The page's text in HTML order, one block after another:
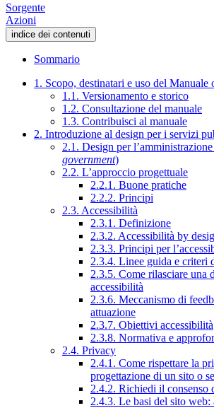
Sorgente
Azioni
indice dei contenuti
Sommario
1. Scopo, destinatari e uso del Manuale
1.1. Versionamento e storico
1.2. Consultazione del manuale
1.3. Contribuisci al manuale
2. Introduzione al design per i servizi
2.1. Design per
government)
2.2. L’approccio progettuale
2.2.1. Buone pratiche
2.2.2. Principi
2.3. Accessibilità
2.3.1. Definizione
2.3.2. Accessibilità by
2.3.3. Principi per
2.3.4. Linee guida e criteri
2.3.5. Come rilasciare una
accessibilità
2.3.6. Meccanismo di
attuazione
2.3.7. Obiettivi accessibilità
2.3.8. Normativa e
2.4. Privacy
2.4.1. Come rispettare la
progettazione di un sito o
2.4.2. Richiedi il consenso
2.4.3. Le basi del sito web: